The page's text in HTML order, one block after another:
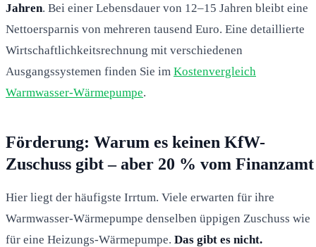
Jahren. Bei einer Lebensdauer von 12–15 Jahren bleibt eine
Nettoersparnis von mehreren tausend Euro. Eine detaillierte
Wirtschaftlichkeitsrechnung mit verschiedenen
Ausgangssystemen finden Sie im Kostenvergleich
Warmwasser-Wärmepumpe.
Förderung: Warum es keinen KfW-
Zuschuss gibt – aber 20 % vom Finanzamt
Hier liegt der häufigste Irrtum. Viele erwarten für ihre
Warmwasser-Wärmepumpe denselben üppigen Zuschuss wie
für eine Heizungs-Wärmepumpe. Das gibt es nicht.